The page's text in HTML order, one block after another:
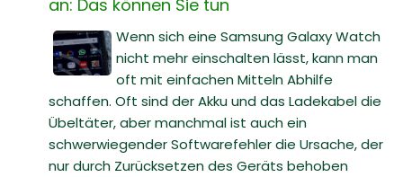
an: Das können Sie tun
Wenn sich eine Samsung Galaxy Watch
nicht mehr einschalten lässt, kann man
oft mit einfachen Mitteln Abhilfe
schaffen. Oft sind der Akku und das Ladekabel die
Übeltäter, aber manchmal ist auch ein
schwerwiegender Softwarefehler die Ursache, der
nur durch Zurücksetzen des Geräts behoben